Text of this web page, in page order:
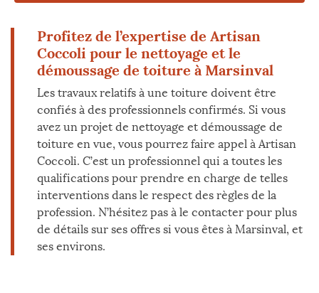
Profitez de l’expertise de Artisan
Coccoli pour le nettoyage et le
démoussage de toiture à Marsinval
Les travaux relatifs à une toiture doivent être
confiés à des professionnels confirmés. Si vous
avez un projet de nettoyage et démoussage de
toiture en vue, vous pourrez faire appel à Artisan
Coccoli. C’est un professionnel qui a toutes les
qualifications pour prendre en charge de telles
interventions dans le respect des règles de la
profession. N’hésitez pas à le contacter pour plus
de détails sur ses offres si vous êtes à Marsinval, et
ses environs.